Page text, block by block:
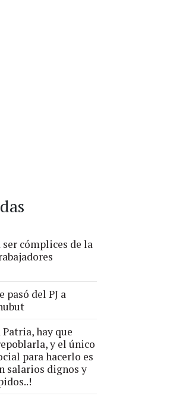
ser cómplices de la
pasó del PJ a
Patria, hay que
y el único
para hacerlo es
salarios dignos y